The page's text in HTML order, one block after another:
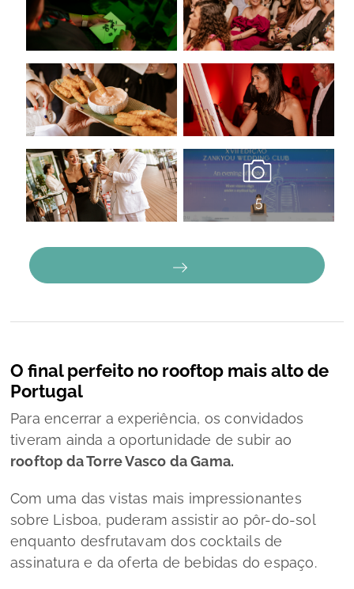
5
O final perfeito no rooftop mais alto de
Portugal
Para encerrar a experiência, os convidados
tiveram ainda a oportunidade de subir ao
rooftop da Torre Vasco da Gama.
Com uma das vistas mais impressionantes
sobre Lisboa, puderam assistir ao pôr-do-sol
enquanto desfrutavam dos cocktails de
assinatura e da oferta de bebidas do espaço.